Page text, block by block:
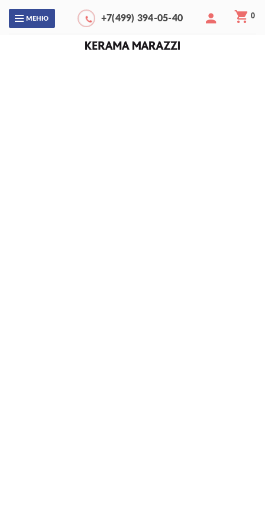
МЕНЮ +7(499) 394-05-40 0